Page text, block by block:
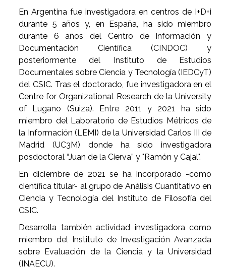
En Argentina fue investigadora en centros de I+D+i
durante 5 años y, en España, ha sido miembro
durante 6 años del Centro de Información y
Documentación Científica (CINDOC) y
posteriormente del Instituto de Estudios
Documentales sobre Ciencia y Tecnología (IEDCyT)
del CSIC. Tras el doctorado, fue investigadora en el
Centre for Organizational Research de la University
of Lugano (Suiza). Entre 2011 y 2021 ha sido
miembro del Laboratorio de Estudios Métricos de
la Información (LEMI) de la Universidad Carlos III de
Madrid (UC3M) donde ha sido investigadora
posdoctoral “Juan de la Cierva” y "Ramón y Cajal".
En diciembre de 2021 se ha incorporado -como
científica titular- al grupo de Análisis Cuantitativo en
Ciencia y Tecnología del Instituto de Filosofía del
CSIC.
Desarrolla también actividad investigadora como
miembro del Instituto de Investigación Avanzada
sobre Evaluación de la Ciencia y la Universidad
(INAECU).